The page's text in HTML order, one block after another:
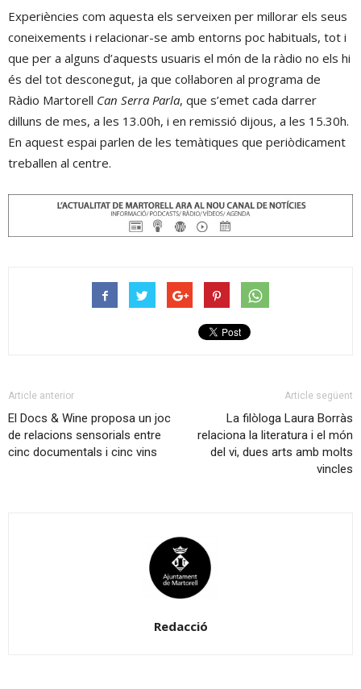
Experiències com aquesta els serveixen per millorar els seus
coneixements i relacionar-se amb entorns poc habituals, tot i
que per a alguns d’aquests usuaris el món de la ràdio no els hi
és del tot desconegut, ja que col·laboren al programa de
Ràdio Martorell Can Serra Parla, que s’emet cada darrer
dilluns de mes, a les 13.00h, i en remissió dijous, a les 15.30h.
En aquest espai parlen de les temàtiques que periòdicament
treballen al centre.
Article anterior
El Docs & Wine proposa un joc
de relacions sensorials entre
cinc documentals i cinc vins
Article següent
La filòloga Laura Borràs
relaciona la literatura i el món
del vi, dues arts amb molts
vincles
Redacció